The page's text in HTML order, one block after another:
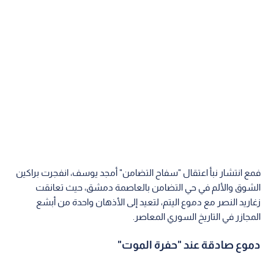
فمع انتشار نبأ اعتقال "سفاح التضامن" أمجد يوسف، انفجرت براكين
الشوق والألم في حي التضامن بالعاصمة دمشق، حيث تعانقت
زغاريد النصر مع دموع اليتم، لتعيد إلى الأذهان واحدة من أبشع
المجازر في التاريخ السوري المعاصر.
دموع صادقة عند "حفرة الموت"